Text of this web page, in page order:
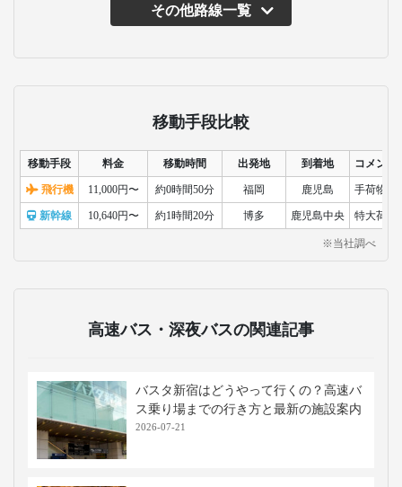
その他路線一覧
移動手段比較
移動手段 料金 移動時間 出発地 到着地 コメント
飛行機 11,000円〜 約0時間50分 福岡 鹿児島 手荷物検
新幹線 10,640円〜 約1時間20分 博多 鹿児島中央 特大荷物
※当社調べ
高速バス・深夜バスの関連記事
バスタ新宿はどうやって行くの？高速バ
ス乗り場までの行き方と最新の施設案内
2026-07-21